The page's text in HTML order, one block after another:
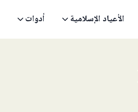
الأعياد الإسلامية أدوات